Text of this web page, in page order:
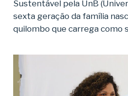
Sustentável pela UnB
sexta geração da família
quilombo que carrega como